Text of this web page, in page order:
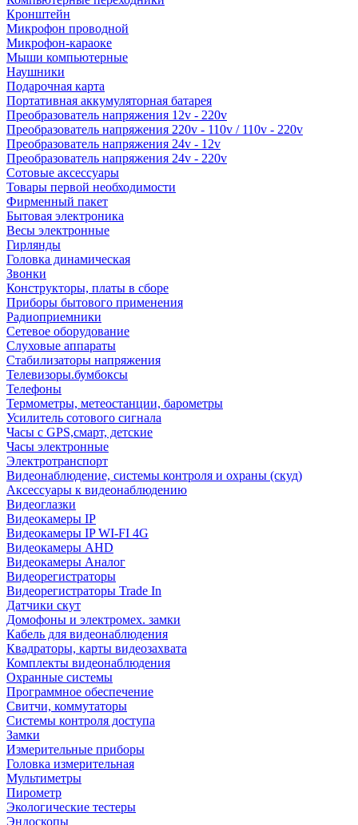
Кронштейн
Микрофон проводной
Микрофон-караоке
Мыши компьютерные
Наушники
Подарочная карта
Портативная аккумуляторная батарея
Преобразователь напряжения 12v - 220v
Преобразователь напряжения 220v - 110v / 110v - 220v
Преобразователь напряжения 24v - 12v
Преобразователь напряжения 24v - 220v
Сотовые аксессуары
Товары первой необходимости
Фирменный пакет
Бытовая электроника
Весы электронные
Гирлянды
Головка динамическая
Звонки
Конструкторы, платы в сборе
Приборы бытового применения
Радиоприемники
Сетевое оборудование
Слуховые аппараты
Стабилизаторы напряжения
Телевизоры.бумбоксы
Телефоны
Термометры, метеостанции, барометры
Усилитель сотового сигнала
Часы с GPS,смарт, детские
Часы электронные
Электротранспорт
Видеонаблюдение, системы контроля и охраны (скуд)
Аксессуары к видеонаблюдению
Видеоглазки
Видеокамеры IP
Видеокамеры IP WI-FI 4G
Видеокамеры AHD
Видеокамеры Аналог
Видеорегистраторы
Видеорегистраторы Trade In
Датчики скут
Домофоны и электромех. замки
Кабель для видеонаблюдения
Квадраторы, карты видеозахвата
Комплекты видеонаблюдения
Охранные системы
Программное обеспечение
Свитчи, коммутаторы
Системы контроля доступа
Замки
Измерительные приборы
Головка измерительная
Мультиметры
Пирометр
Экологические тестеры
Эндоскопы